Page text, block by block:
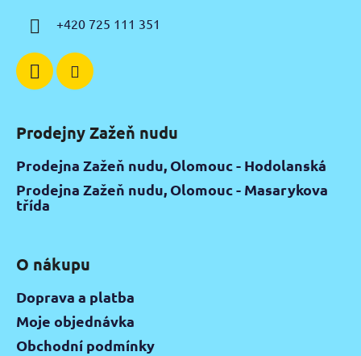
+420 725 111 351
Prodejny Zažeň nudu
Prodejna Zažeň nudu, Olomouc - Hodolanská
Prodejna Zažeň nudu, Olomouc - Masarykova
třída
O nákupu
Doprava a platba
Moje objednávka
Obchodní podmínky